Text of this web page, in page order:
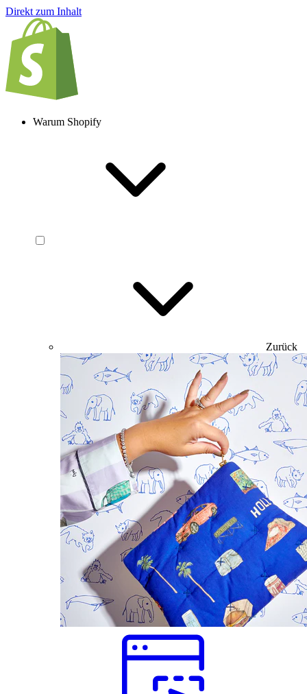
Direkt zum Inhalt
Warum Shopify
Zurück